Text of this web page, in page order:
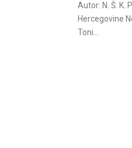
Autor: N. Š. K.
Hercegovine
Toni…